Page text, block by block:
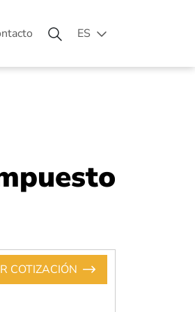
ES
COTIZACIÓN